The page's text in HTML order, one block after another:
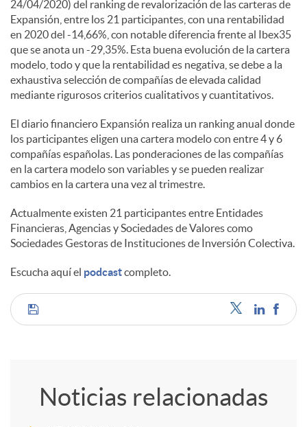
s
24/04/2020) del ranking de revalorización de las carteras de
Expansión, entre los 21 participantes, con una rentabilidad
en 2020 del -14,66%, con notable diferencia frente al Ibex35
que se anota un -29,35%. Esta buena evolución de la cartera
modelo, todo y que la rentabilidad es negativa, se debe a la
exhaustiva selección de compañías de elevada calidad
mediante rigurosos criterios cualitativos y cuantitativos.
El diario financiero Expansión realiza un ranking anual donde
los participantes eligen una cartera modelo con entre 4 y 6
compañías españolas. Las ponderaciones de las compañías
en la cartera modelo son variables y se pueden realizar
cambios en la cartera una vez al trimestre.
Actualmente existen 21 participantes entre Entidades
Financieras, Agencias y Sociedades de Valores como
Sociedades Gestoras de Instituciones de Inversión Colectiva.
Escucha aquí el podcastcompleto.
C
m
Noticias relacionadas